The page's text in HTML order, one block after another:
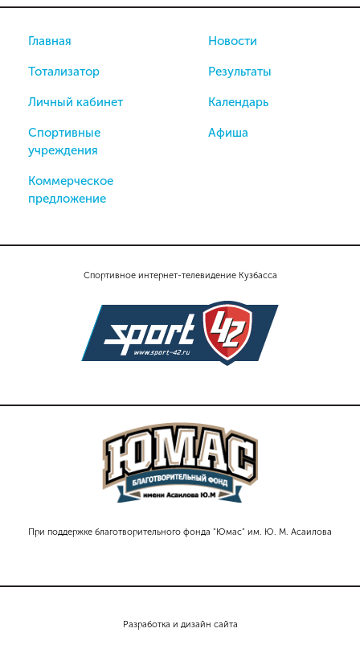
Спортивное интернет-телевидение Кузбасса
При поддержке благотворительного фонда "Юмас" им. Ю. М. Асаилова
Главная
Тотализатор
Личный кабинет
Спортивные
учреждения
Коммерческое
предложение
Новости
Результаты
Календарь
Афиша
Разработка и дизайн сайта